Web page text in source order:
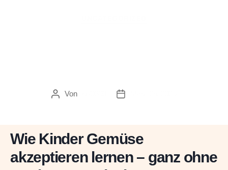
Beitragsautor
Von Veröffentlichungsdatum
Wie Kinder Gemüse
akzeptieren lernen – ganz ohne